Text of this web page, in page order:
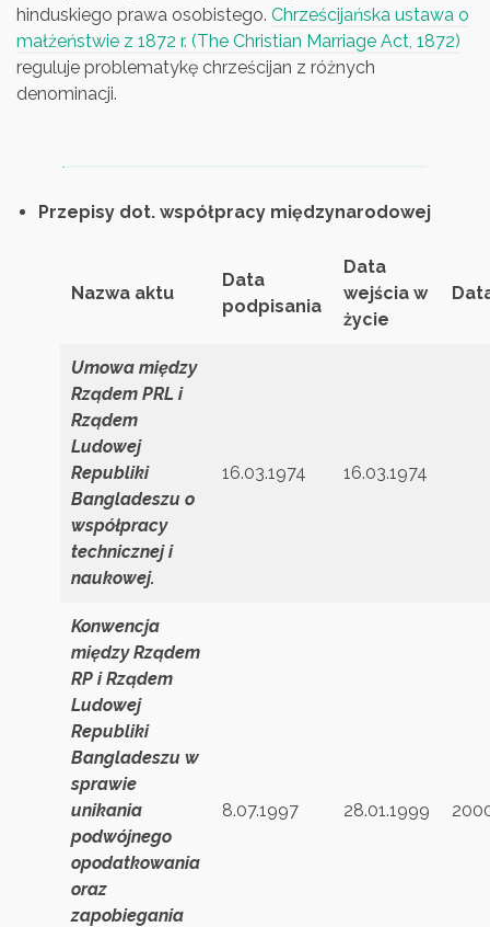
hinduskiego prawa osobistego. Chrześcijańska ustawa o
małżeństwie z 1872 r. (The Christian Marriage Act, 1872)
reguluje problematykę chrześcijan z różnych
denominacji.
Przepisy dot. współpracy międzynarodowej
Nazwa aktu
Data
podpisania
Data
wejścia w
życie
Umowa między
Rządem PRL i
Rządem
Ludowej
Republiki
Bangladeszu o
współpracy
technicznej i
naukowej.
16.03.1974 16.03.1974
Konwencja
między Rządem
RP i Rządem
Ludowej
Republiki
Bangladeszu w
sprawie
unikania
podwójnego
opodatkowania
oraz
zapobiegania
8.07.1997 28.01.1999